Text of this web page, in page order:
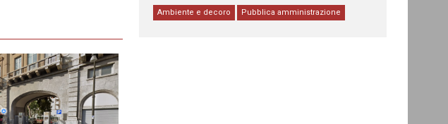
Ambiente e decoro Pubblica amministrazione